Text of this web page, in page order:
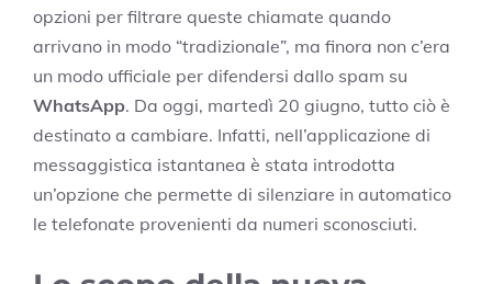
opzioni per filtrare queste chiamate quando
arrivano in modo “tradizionale”, ma finora non c’era
un modo ufficiale per difendersi dallo spam su
WhatsApp. Da oggi, martedì 20 giugno, tutto ciò è
destinato a cambiare. Infatti, nell’applicazione di
messaggistica istantanea è stata introdotta
un’opzione che permette di silenziare in automatico
le telefonate provenienti da numeri sconosciuti.